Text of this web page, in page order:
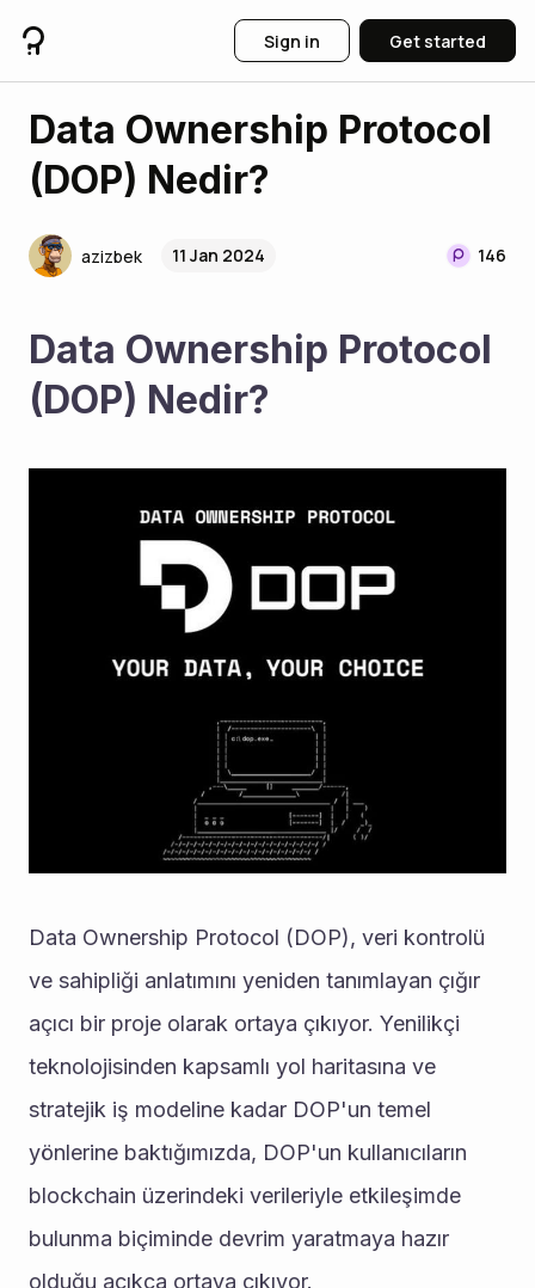
Sign in Get started
Data Ownership Protocol
(DOP) Nedir?
azizbek 11 Jan 2024 146
Data Ownership Protocol
(DOP) Nedir?
Data Ownership Protocol (DOP), veri kontrolü
ve sahipliği anlatımını yeniden tanımlayan çığır
açıcı bir proje olarak ortaya çıkıyor. Yenilikçi
teknolojisinden kapsamlı yol haritasına ve
stratejik iş modeline kadar DOP'un temel
yönlerine baktığımızda, DOP'un kullanıcıların
blockchain üzerindeki verileriyle etkileşimde
bulunma biçiminde devrim yaratmaya hazır
olduğu açıkça ortaya çıkıyor.